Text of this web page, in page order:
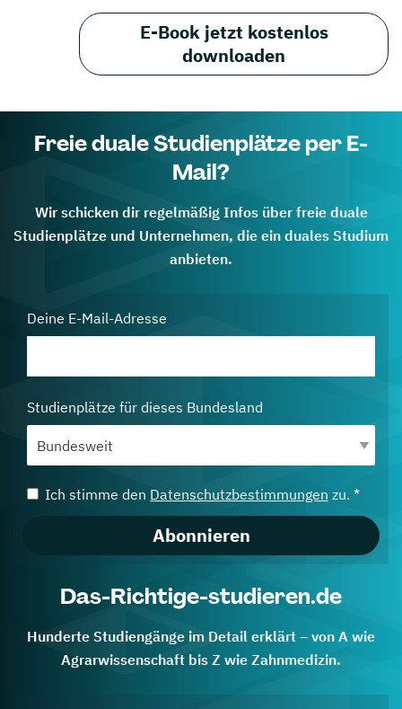
E-Book jetzt kostenlos
downloaden
Freie duale Studienplätze per E-
Mail?
Wir schicken dir regelmäßig Infos über freie duale
Studienplätze und Unternehmen, die ein duales Studium
anbieten.
Deine E-Mail-Adresse
Studienplätze für dieses Bundesland
Ich stimme den Datenschutzbestimmungen zu. *
Abonnieren
Das-Richtige-studieren.de
Hunderte Studiengänge im Detail erklärt – von A wie
Agrarwissenschaft bis Z wie Zahnmedizin.